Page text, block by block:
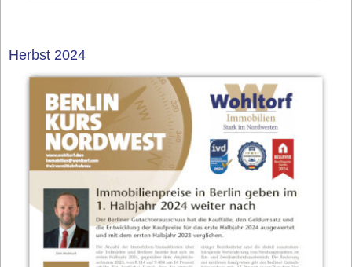
Herbst 2024